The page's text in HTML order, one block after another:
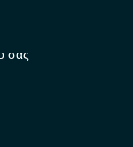
σας